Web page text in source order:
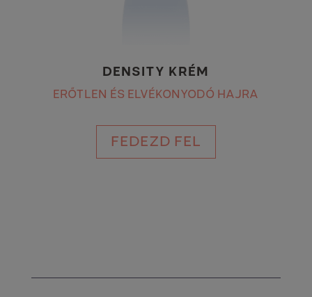
DENSITY KRÉM
ERŐTLEN ÉS ELVÉKONYODÓ HAJRA
FEDEZD FEL